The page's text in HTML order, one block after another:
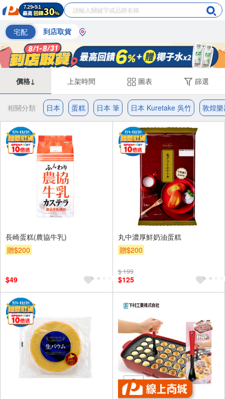
宅配 到店取貨
價格↓ 上架時間 圖表 篩選
相關分類 日本 蛋糕 日本 筆 日本 Kuretake 吳竹 敦煌
長崎蛋糕(農協牛乳)
贈$200
$49
丸中濃厚鮮奶油蛋糕
贈$200
$ 199
$125